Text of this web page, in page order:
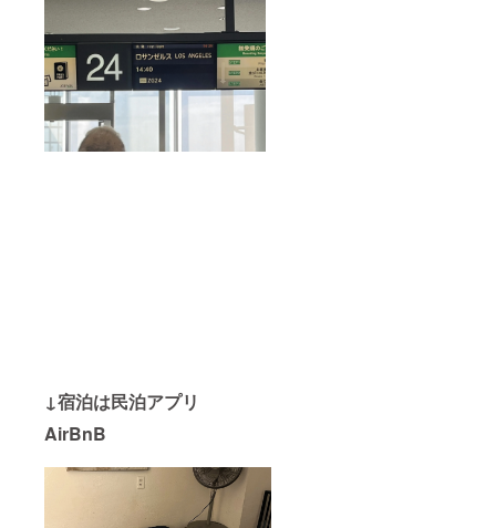
↓宿泊は民泊アプリ
AirBnB